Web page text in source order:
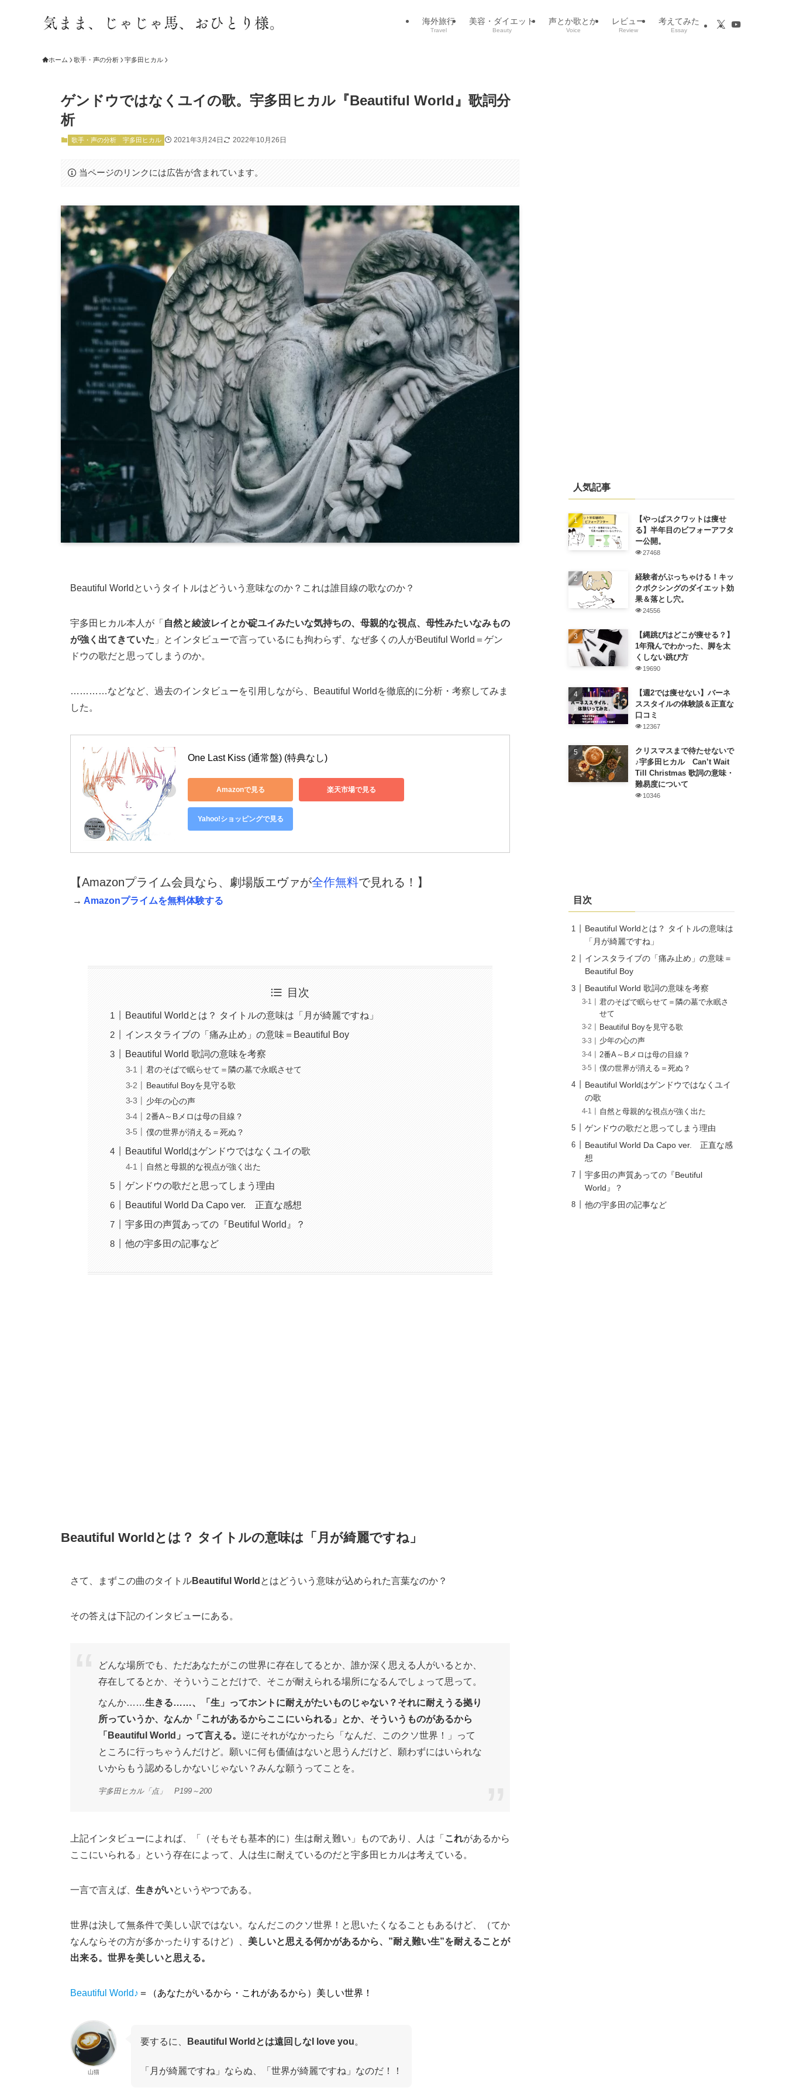
海外旅行
Travel
美容・ダイエット
Beauty
声とか歌とか
Voice
レビュー
Review
考えてみた
Essay
ホーム 歌手・声の分析 宇多田ヒカル
ゲンドウではなくユイの歌。宇多田ヒカル『Beautiful World』歌詞分
析
歌手・声の分析 宇多田ヒカル 2021年3月24日 2022年10月26日
当ページのリンクには広告が含まれています。
Beautiful Worldというタイトルはどういう意味なのか？これは誰目線の歌なのか？
宇多田ヒカル本人が「 自然と綾波レイとか碇ユイみたいな気持ちの、母親的な視点、母性みたいなみもの
が強く出てきていた 」とインタビューで言っているにも拘わらず、なぜ多くの人がBeutiful World＝ゲン
ドウの歌だと思ってしまうのか。
…………などなど、過去のインタビューを引用しながら、Beautiful Worldを徹底的に分析・考察してみま
した。
One Last Kiss (通常盤) (特典なし)
Amazonで見る 楽天市場で見る
Yahoo!ショッピングで見る
【Amazonプライム会員なら、劇場版エヴァが全作無料で見れる！】
→ Amazonプライムを無料体験する
目次
Beautiful Worldとは？ タイトルの意味は「月が綺麗ですね」
インスタライブの「痛み止め」の意味＝Beautiful Boy
Beautiful World 歌詞の意味を考察
君のそばで眠らせて＝隣の墓で永眠させて
Beautiful Boyを見守る歌
少年の心の声
2番A～Bメロは母の目線？
僕の世界が消える＝死ぬ？
Beautiful Worldはゲンドウではなくユイの歌
自然と母親的な視点が強く出た
ゲンドウの歌だと思ってしまう理由
Beautiful World Da Capo ver. 正直な感想
宇多田の声質あっての『Beutiful World』？
他の宇多田の記事など
Beautiful Worldとは？ タイトルの意味は「月が綺麗ですね」
さて、まずこの曲のタイトルBeautiful World とはどういう意味が込められた言葉なのか？
その答えは下記のインタビューにある。
どんな場所でも、ただあなたがこの世界に存在してるとか、誰か深く思える人がいるとか、
存在してるとか、そういうことだけで、そこが耐えられる場所になるんでしょって思って。
なんか……生きる……、「生」ってホントに耐えがたいものじゃない？ それに耐えうる拠り
所っていうか、なんか「これがあるからここにいられる」とか、そういうものがあるから
「Beautiful World」って言える。 逆にそれがなかったら「なんだ、このクソ世界！」って
ところに行っちゃうんだけど。願いに何も価値はないと思うんだけど、願わずにはいられな
いからもう認めるしかないじゃない？みんな願うってことを。
宇多田ヒカル「点」 P199～200
上記インタビューによれば、「（そもそも基本的に）生は耐え難い」ものであり、人は「 これがあるから
ここにいられる」という存在によって、人は生に耐えているのだと宇多田ヒカルは考えている。
一言で言えば、 生きがいというやつである。
世界は決して無条件で美しい訳ではない。なんだこのクソ世界！と思いたくなることもあるけど、（てか
なんならその方が多かったりするけど）、 美しいと思える何かがあるから、”耐え難い生”を耐えることが
出来る。 世界を美しいと思える。
Beautiful World♪ ＝（あなたがいるから・これがあるから）美しい世界！
山猫
要するに、 Beautiful Worldとは遠回しなI love you。
「月が綺麗ですね」ならぬ、「世界が綺麗ですね」なのだ！！
人気記事
【やっぱスクワットは痩せ
る】半年目のビフォーアフタ
ー公開。
27468
経験者がぶっちゃける！キッ
クボクシングのダイエット効
果＆落とし穴。
24556
【縄跳びはどこが痩せる？】
1年飛んでわかった、脚を太
くしない跳び方
19690
【週2では痩せない】バーネ
ススタイルの体験談＆正直な
口コミ
12367
クリスマスまで待たせないで
♪宇多田ヒカル Can’t Wait
Till Christmas 歌詞の意味・
難易度について
10346
目次
Beautiful Worldとは？ タイトルの意味は
「月が綺麗ですね」
インスタライブの「痛み止め」の意味＝
Beautiful Boy
Beautiful World 歌詞の意味を考察
君のそばで眠らせて＝隣の墓で永眠さ
せて
Beautiful Boyを見守る歌
少年の心の声
2番A～Bメロは母の目線？
僕の世界が消える＝死ぬ？
Beautiful Worldはゲンドウではなくユイ
の歌
自然と母親的な視点が強く出た
ゲンドウの歌だと思ってしまう理由
Beautiful World Da Capo ver. 正直な感
想
宇多田の声質あっての『Beutiful
World』？
他の宇多田の記事など